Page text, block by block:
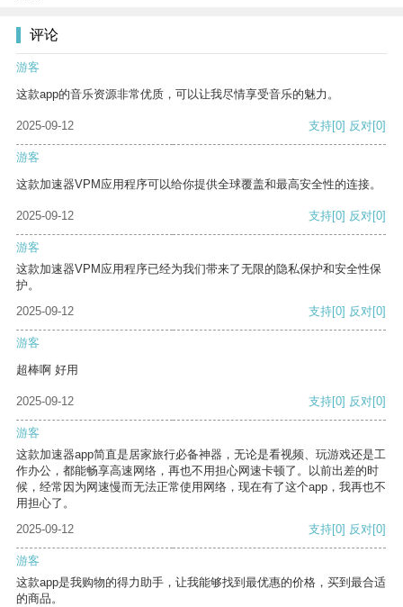
评论
游客
这款app的音乐资源非常优质，可以让我尽情享受音乐的魅力。
2025-09-12 支持[0] 反对[0]
游客
这款加速器VPM应用程序可以给你提供全球覆盖和最高安全性的连接。
2025-09-12 支持[0] 反对[0]
游客
这款加速器VPM应用程序已经为我们带来了无限的隐私保护和安全性保
护。
2025-09-12
支持[0] 反对[0]
游客
超棒啊 好用
2025-09-12 支持[0] 反对[0]
游客
这款加速器app简直是居家旅行必备神器，无论是看视频、玩游戏还是工
作办公，都能畅享高速网络，再也不用担心网速卡顿了。以前出差的时
候，经常因为网速慢而无法正常使用网络，现在有了这个app，我再也不
用担心了。
2025-09-12
支持[0] 反对[0]
游客
这款app是我购物的得力助手，让我能够找到最优惠的价格，买到最合适
的商品。